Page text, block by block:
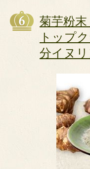
菊芋粉
トップ
分イヌリ